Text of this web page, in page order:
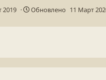
2019 Обновлено 11 Март